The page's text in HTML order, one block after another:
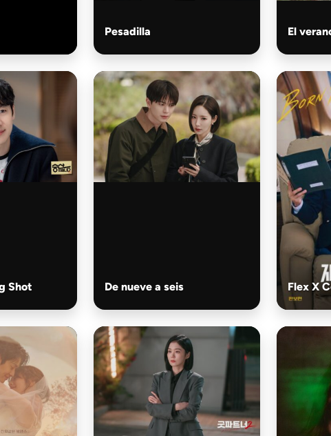
Pesadilla El
Shot De nueve a seis Flex X